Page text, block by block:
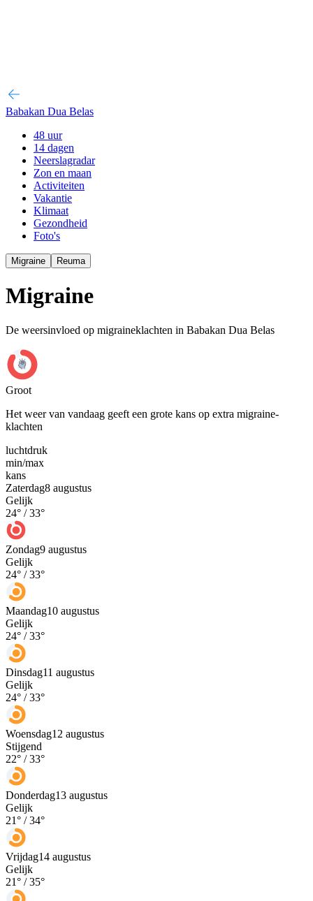
Babakan Dua Belas
48 uur
14 dagen
Neerslagradar
Zon en maan
Activiteiten
Vakantie
Klimaat
Gezondheid
Foto's
Migraine Reuma
Migraine
De weersinvloed op migraineklachten in Babakan Dua Belas
Groot
Het weer van vandaag geeft een grote kans op extra migraine-
klachten
luchtdruk
min/max
kans
Zaterdag8 augustus
Gelijk
24° /33°
Zondag9 augustus
Gelijk
24° /33°
Maandag10 augustus
Gelijk
24° /33°
Dinsdag11 augustus
Gelijk
24° /33°
Woensdag12 augustus
Stijgend
22° /33°
Donderdag13 augustus
Gelijk
21° /34°
Vrijdag14 augustus
Gelijk
21° /35°